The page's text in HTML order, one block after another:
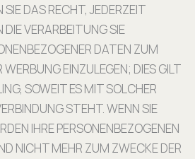
SIE DAS RECHT, JEDERZEIT
VERARBEITUNG SIE
DATEN ZUM
EINZULEGEN; DIES GILT
SOWEIT ES MIT SOLCHER
STEHT. WENN SIE
IHRE PERSONENBEZOGENEN
NICHT MEHR ZUM ZWECKE DER